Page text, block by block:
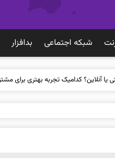
شبكه اجتماعی بدافزار